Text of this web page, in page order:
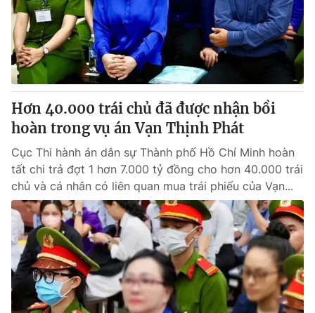
Tin tức
Thế giới đó đây
Câu chuyện quốc tế
Kinh tế
Tài chính
Thị trường
Góc doanh nghiệp
Dữ liệu và đời sống
Truyền hình
Hậu trường
Nhân vật
Khán giả
Giải sao mai
Giải trí
Điện ảnh
Âm nhạc
Sao
Đời sống
Du lịch
Làm đẹp
Chất lượng cuộc sống
Giáo dục
Tuyển sinh
Học trực tuyến
Công nghệ
Hitech Công nghệ tương lai
Hơn 40.000 trái chủ đã được nhận bồi
hoàn trong vụ án Vạn Thịnh Phát
Cục Thi hành án dân sự Thành phố Hồ Chí Minh hoàn
tất chi trả đợt 1 hơn 7.000 tỷ đồng cho hơn 40.000 trái
chủ và cá nhân có liên quan mua trái phiếu của Vạn...